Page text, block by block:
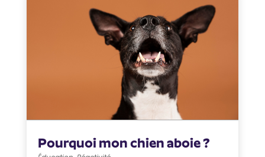
Pourquoi mon chien aboie ?